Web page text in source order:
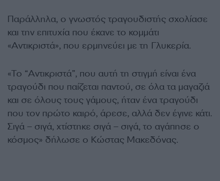
Παράλληλα, ο γνωστός τραγουδιστής σχολίασε
και την επιτυχία που έκανε το κομμάτι
«Αντικριστά», που ερμηνεύει με τη Γλυκερία.
«Το “Αντικριστά”, που αυτή τη στιγμή είναι ένα
τραγούδι που παίζεται παντού, σε όλα τα μαγαζιά
και σε όλους τους γάμους, ήταν ένα τραγούδι
που τον πρώτο καιρό, άρεσε, αλλά δεν έγινε κάτι.
Σιγά – σιγά, χτίστηκε σιγά – σιγά, το αγάπησε ο
κόσμος» δήλωσε ο Κώστας Μακεδόνας.